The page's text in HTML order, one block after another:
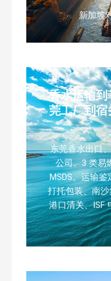
新加坡
香水运输
莞工厂到
东莞香水出口
公司、3 类易
MSDS、运输
打托包装、南
港口清关、ISF